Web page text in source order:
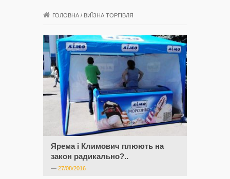
ГОЛОВНА / ВИЇЗНА ТОРГІВЛЯ
Ярема і Климович плюють на
закон радикально?..
— 27/08/2016